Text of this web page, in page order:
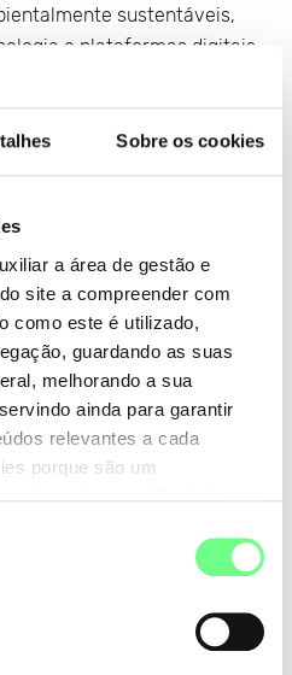
Sobre os cookies
a área de gestão e
site a compreender com
como este é utilizado,
guardando as suas
melhorando a sua
ainda para garantir
relevantes a cada
porque são um
sustentáveis,
e plataformas digitais,
entre a vida pessoal e
e igualdade de
boas práticas para a
continuamente
negativo da nossa
inerentes às alterações
gestão de resíduos, e
fontes renováveis
em particular o plástico
numa perspetiva de melhoria